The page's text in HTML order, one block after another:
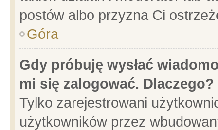
postów albo przyzna Ci
Góra
Gdy próbuję wysłać
mi się zalogować. Dlaczego?
Tylko zarejestrowani
użytkowników przez